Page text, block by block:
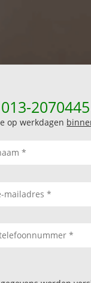
013-2070445
op werkdagen